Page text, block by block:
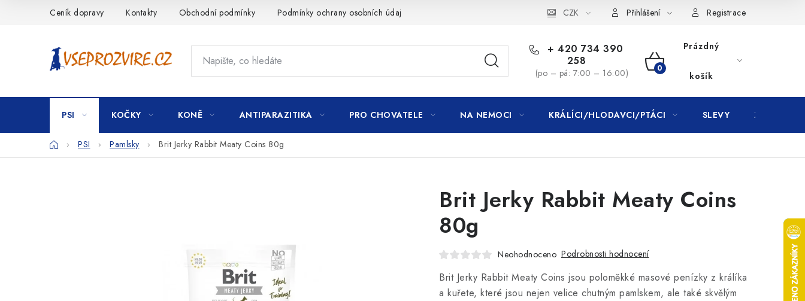
Ceník dopravy Kontakty Obchodní podmínky Podmínky ochrany osobních údajů CZK Přihlášení Registrace
+ 420 734 390
258
(po – pá: 7:00 – 16:00)
NÁKUPNÍ
KOŠÍK
Prázdný
košík
PSI KOČKY KONĚ ANTIPARAZITIKA PRO CHOVATELE NA NEMOCI KRÁLÍCI/HLODAVCI/PTÁCI SLEVY ZNAČKY
DomůPSI Pamlsky Brit Jerky Rabbit Meaty Coins 80g
Brit Jerky Rabbit Meaty Coins
80g
Neohodnoceno Podrobnosti hodnocení
Brit Jerky Rabbit Meaty Coins jsou poloměkké masové penízky z králíka
a kuřete, které jsou nejen velice chutným pamlskem, ale také skvělým